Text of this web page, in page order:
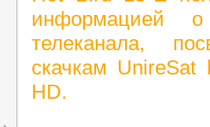
информацией о
телеканала,
скачкам UnireSat
HD.